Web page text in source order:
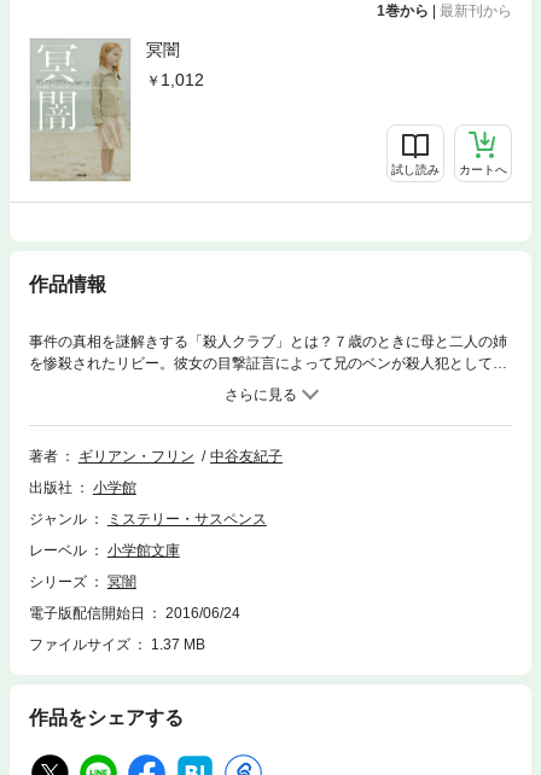
1巻から | 最新刊から
冥闇
1,012
試し読み カートへ
作品情報
事件の真相を謎解きする「殺人クラブ」とは？７歳のときに母と二人の姉
を惨殺されたリビー。彼女の目撃証言によって兄のベンが殺人犯として逮
捕される。それからから24年、心身に傷を負い、定職にも就かず、殺人事
件の哀れな犠牲者として有志からの寄付金を食いつぶしながら、無気力に
生きるリビーのもとへ、有名殺人事件の真相を推理する同好の士である
「殺人クラブ」から会への出席依頼が。集まりに参加し、殺人クラブのメ
知り、リビーは謝礼金を目当てに、事件の真相を探りはじめる……。 現
在のリビーの視点と、事件当日の兄ベンと母パティの視点から物語が交互
ー。
著者 ギリアン・フリン
中谷友紀子
出版社
小学館
ジャンル
ミステリー・サスペンス
レーベル
小学館文庫
シリーズ
冥闇
電子版配信開始日
2016/06/24
ファイルサイズ
1.37 MB
作品をシェアする